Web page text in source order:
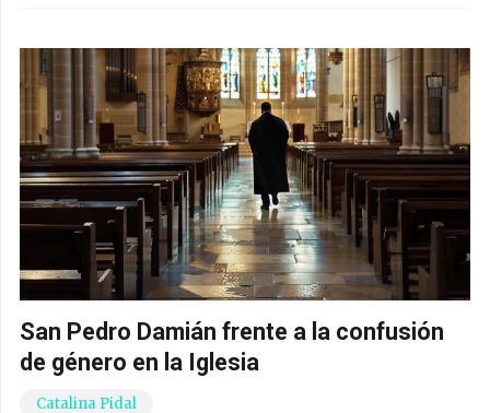
San Pedro Damián frente a la confusión
de género en la Iglesia
Catalina Pidal